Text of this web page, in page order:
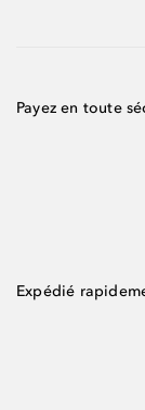
Payez en toute
Expédié